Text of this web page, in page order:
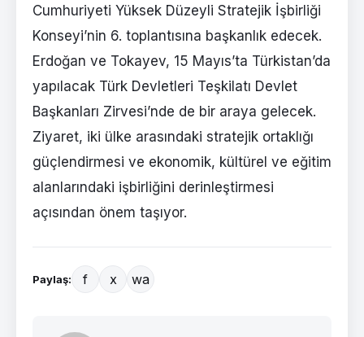
Cumhuriyeti Yüksek Düzeyli Stratejik İşbirliği
Konseyi’nin 6. toplantısına başkanlık edecek.
Erdoğan ve Tokayev, 15 Mayıs’ta Türkistan’da
yapılacak Türk Devletleri Teşkilatı Devlet
Başkanları Zirvesi’nde de bir araya gelecek.
Ziyaret, iki ülke arasındaki stratejik ortaklığı
güçlendirmesi ve ekonomik, kültürel ve eğitim
alanlarındaki işbirliğini derinleştirmesi
açısından önem taşıyor.
Paylaş: f x wa